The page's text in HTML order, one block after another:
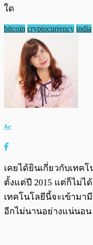
ใด
bitcoin cryptocurrency india
Ae
เคยได้ยินเกี่ยวกับเทคโ
ตั้งแต่ปี 2015 แต่ก็ไม่ไ
เทคโนโลยีนี้จะเข้ามา
อีกไม่นานอย่างแน่นอน